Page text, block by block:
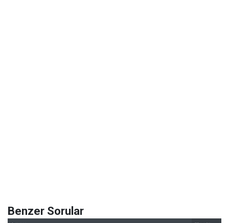
Benzer Sorular